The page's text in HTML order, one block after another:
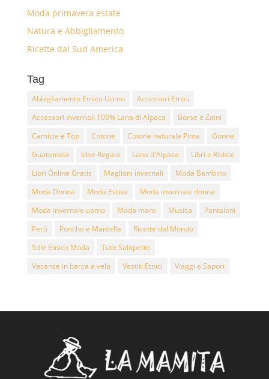
Moda primavera estate
Natura e Abbigliamento
Ricette dal Sud America
Tag
Abbigliamento Etnico Uomo
Accessori Etnici
Accessori Invernali 100% Lana di Alpaca
Borse e Zaini
Camicie e Top
Cotone Cotone naturale Pima
Gonne
Guatemala
Idee Regalo Lana d'Alpaca
Libri e Riviste
Libri Online Gratis
Maglioni invernali
Moda Bambino
Moda Donna
Moda Estiva
Moda invernale donna
Moda invernale uomo
Moda mare Musica
Pantaloni
Perù
Poncho e Mantelle
Ricette dal Mondo
Stile Etnico Moda
Tute Salopette
Vacanze in barca a vela
Vestiti Etnici Viaggi e Sapori